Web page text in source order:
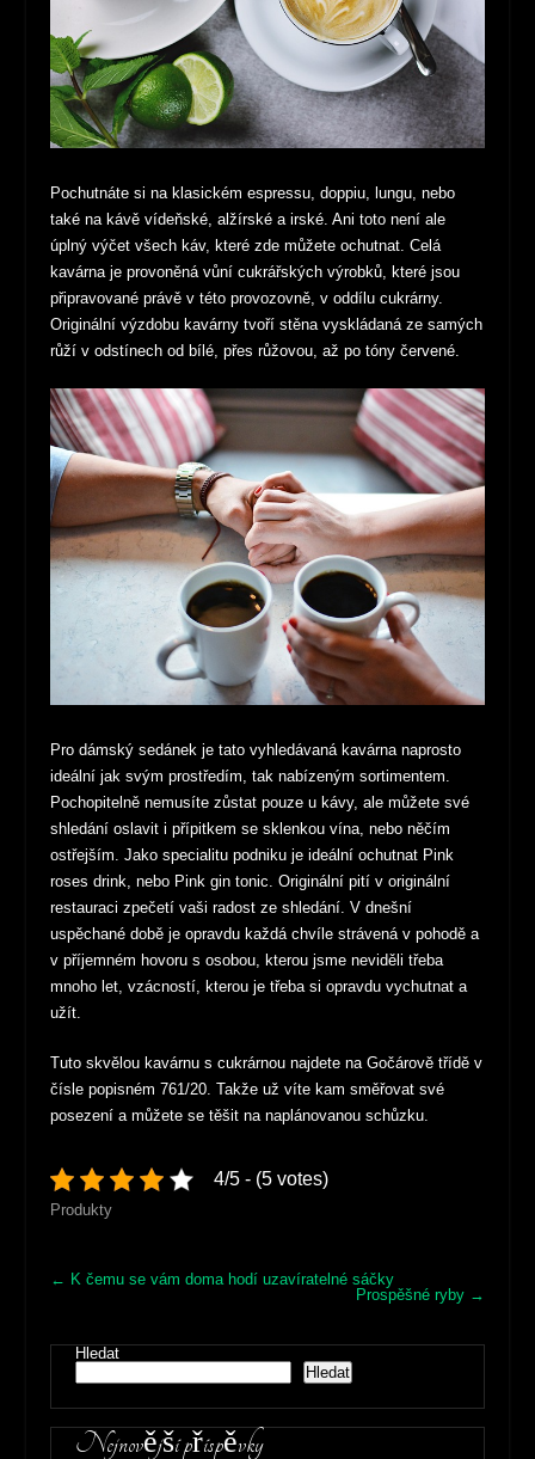
Pochutnáte si na klasickém espressu, doppiu, lungu, nebo
také na kávě vídeňské, alžírské a irské. Ani toto není ale
úplný výčet všech káv, které zde můžete ochutnat. Celá
kavárna je provoněná vůní cukrářských výrobků, které jsou
připravované právě v této provozovně, v oddílu cukrárny.
Originální výzdobu kavárny tvoří stěna vyskládaná ze samých
růží v odstínech od bílé, přes růžovou, až po tóny červené.
Pro dámský sedánek je tato vyhledávaná kavárna naprosto
ideální jak svým prostředím, tak nabízeným sortimentem.
Pochopitelně nemusíte zůstat pouze u kávy, ale můžete své
shledání oslavit i přípitkem se sklenkou vína, nebo něčím
ostřejším. Jako specialitu podniku je ideální ochutnat Pink
roses drink, nebo Pink gin tonic. Originální pití v originální
restauraci zpečetí vaši radost ze shledání. V dnešní
uspěchané době je opravdu každá chvíle strávená v pohodě a
v příjemném hovoru s osobou, kterou jsme neviděli třeba
mnoho let, vzácností, kterou je třeba si opravdu vychutnat a
užít.
Tuto skvělou kavárnu s cukrárnou najdete na Gočárově třídě v
čísle popisném 761/20. Takže už víte kam směřovat své
posezení a můžete se těšit na naplánovanou schůzku.
4/5 - (5 votes)
Produkty
Post
← K čemu se vám doma hodí uzavíratelné sáčky
Prospěšné ryby →
Hledat
Hledat
Nejnovější příspěvky